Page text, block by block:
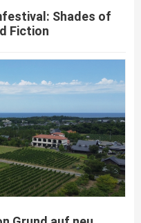
Shades of
Fiction